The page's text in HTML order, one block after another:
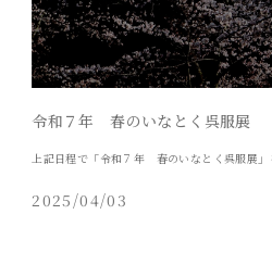
令和７年 春のいなとく呉服展
上記日程で「令和７年 春のいなとく呉服展」
2025/04/03